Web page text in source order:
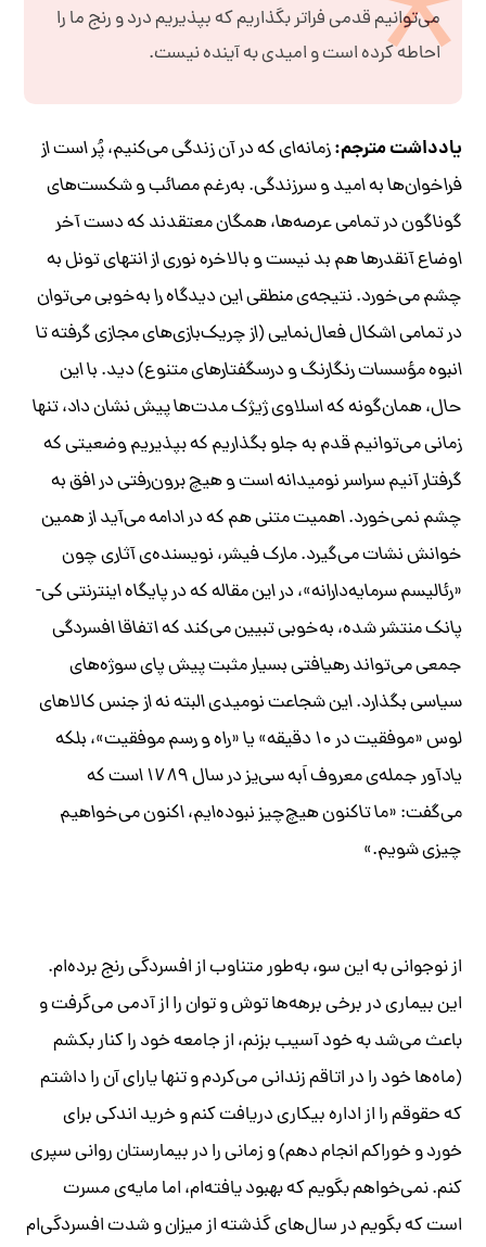
می‌توانیم قدمی فراتر بگذاریم که بپذیریم درد و رنج ما را
احاطه کرده است و امیدی به آینده نیست.
یادداشت مترجم:زمانه‌ای که در آن زندگی می‌کنیم، پُر است از
فراخوان‌ها به امید و سرزندگی. به‌رغم مصائب و شکست‌های
گوناگون در تمامی عرصه‌ها، همگان معتقدند که دست آخر
اوضاع آنقدرها هم بد نیست و بالاخره نوری از انتهای تونل به
چشم می‌خورد. نتیجه‌ی منطقی این دیدگاه را به‌خوبی می‌توان
در تمامی اشکال فعال‌نمایی (از چریک‌بازی‌های مجازی گرفته تا
انبوه مؤسسات رنگارنگ و درسگفتارهای متنوع) دید. با این
حال، همان‌گونه که اسلاوی ژیژک مدت‌ها پیش نشان داد، تنها
زمانی می‌توانیم قدم به جلو بگذاریم که بپذیریم وضعیتی که
گرفتار آنیم سراسر نومیدانه است و هیچ برون‌رفتی در افق به
چشم نمی‌خورد. اهمیت متنی هم که در ادامه می‌آید از همین
خوانش نشات می‌گیرد. مارک فیشر، نویسند‌ه‌ی آثاری چون
«رئالیسم سرمایه‌دارانه»، در این مقاله که در پایگاه اینترنتی کی-
پانک منتشر شده، به‌خوبی تبیین می‌کند که اتفاقا افسردگی
جمعی می‌تواند رهیافتی بسیار مثبت پیش پای سوژه‌های
سیاسی بگذارد. این شجاعت نومیدی البته نه از جنس کالاهای
لوس «موفقیت در ۱۰ دقیقه» یا «راه و رسم موفقیت»، بلکه
یادآور جمله‌ی معروف اَبه سی‌یز در سال ۱۷۸۹ است که
می‌گفت: «ما تاکنون هیچ‌چیز نبوده‌ایم، اکنون می‌خواهیم
چیزی شویم.»
از نوجوانی به این سو، به‌طور متناوب از افسردگی رنج برده‌ام.
این بیماری در برخی برهه‌ها توش و توان را از آدمی می‌گرفت و
باعث می‌شد به خود آسیب بزنم، از جامعه خود را کنار بکشم
(ماه‌ها خود را در اتاقم زندانی می‌کردم و تنها یارای آن را داشتم
که حقوقم را از اداره بیکاری دریافت کنم و خرید اندکی برای
خورد و خوراکم انجام دهم) و زمانی را در بیمارستان روانی سپری
کنم. نمی‌خواهم بگویم که بهبود یافته‌ام، اما مایه‌ی مسرت
است که بگویم در سال‌های گذشته از میزان و شدت افسردگی‌ام